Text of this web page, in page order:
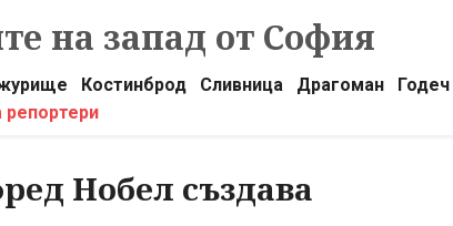
на запад от София
Костинброд Сливница Драгоман Годеч
репортери
Нобел създава